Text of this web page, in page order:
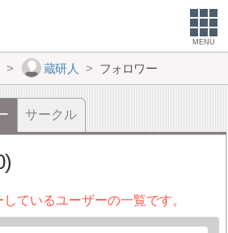
MENU
蔵研人 フォロワー
サークル
ているユーザーの一覧です。